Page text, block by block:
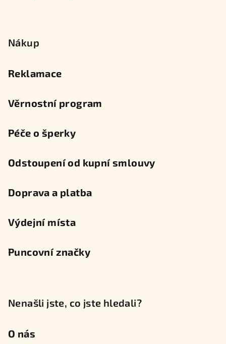
Nákup
Reklamace
Věrnostní program
Péče o šperky
Odstoupení od kupní smlouvy
Doprava a platba
Výdejní místa
Puncovní značky
Nenašli jste, co jste hledali?
O nás